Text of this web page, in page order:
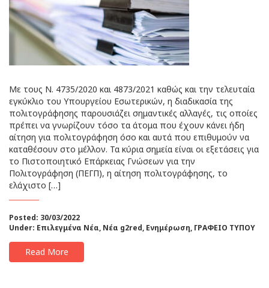
Με τους Ν. 4735/2020 και 4873/2021 καθώς και την τελευταία
εγκύκλιο του Υπουργείου Εσωτερικών, η διαδικασία της
πολιτογράφησης παρουσιάζει σημαντικές αλλαγές, τις οποίες
πρέπει να γνωρίζουν τόσο τα άτομα που έχουν κάνει ήδη
αίτηση για πολιτογράφηση όσο και αυτά που επιθυμούν να
καταθέσουν στο μέλλον. Τα κύρια σημεία είναι οι εξετάσεις για
το Πιστοποιητικό Επάρκειας Γνώσεων για την
Πολιτογράφηση (ΠΕΓΠ), η αίτηση πολιτογράφησης, το
ελάχιστο […]
Posted: 30/03/2022
Under: Επιλεγμένα Νέα, Νέα g2red, Ενημέρωση, ΓΡΑΦΕΙΟ ΤΥΠΟΥ
Read More